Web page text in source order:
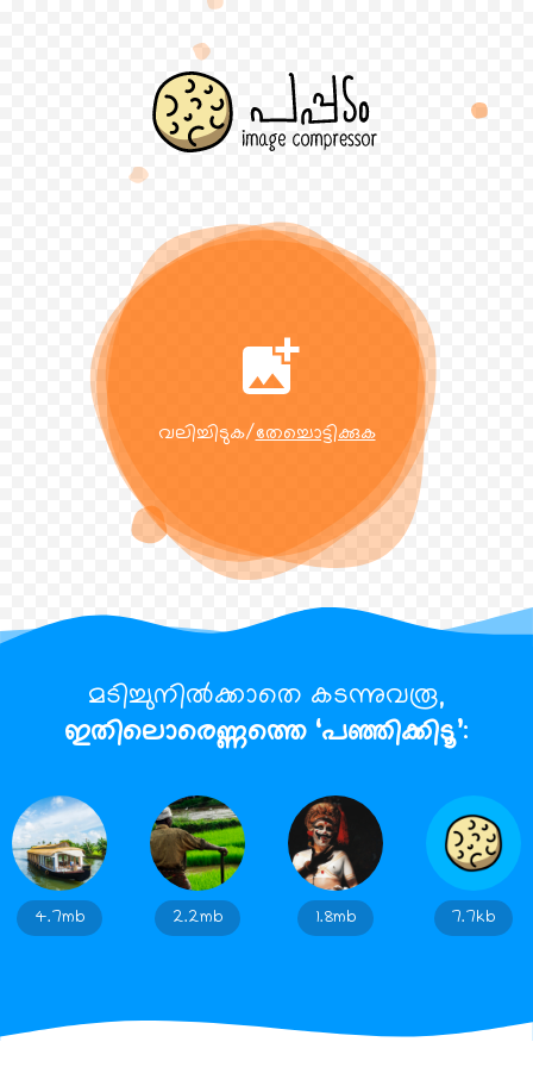
വലിച്ചിടുക/തേച്ചൊട്ടിക്കുക
മടിച്ചുനിൽക്കാതെ കടന്നുവരൂ,
ഇതിലൊരെണ്ണത്തെ ‘പഞ്ഞിക്കിടൂ’:
4.7mb 2.2mb 1.8mb 7.7kb